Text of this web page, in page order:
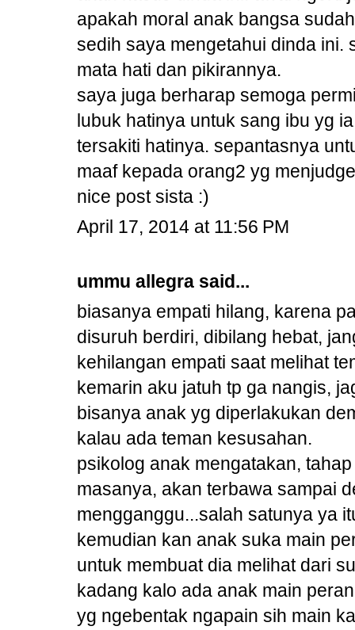
apakah moral anak bangsa
sedih saya mengetahui dinda ini.
mata hati dan pikirannya.
saya juga berharap semoga
lubuk hatinya untuk sang ibu yg
tersakiti hatinya. sepantasnya
maaf kepada orang2 yg
nice post sista :)
April 17, 2014 at 11:56 PM
ummu allegra said...
biasanya empati hilang, karena
disuruh berdiri, dibilang hebat,
kehilangan empati saat melihat
kemarin aku jatuh tp ga nangis,
bisanya anak yg diperlakukan
kalau ada teman kesusahan.
psikolog anak mengatakan,
masanya, akan terbawa sampai
mengganggu...salah satunya ya
kemudian kan anak suka main
untuk membuat dia melihat dari
kadang kalo ada anak main
yg ngebentak ngapain sih main